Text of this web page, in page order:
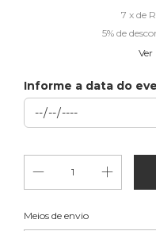
7 x de
5% de
Ver
Informe a data do
Entregas para o CEP:
Meios de envio